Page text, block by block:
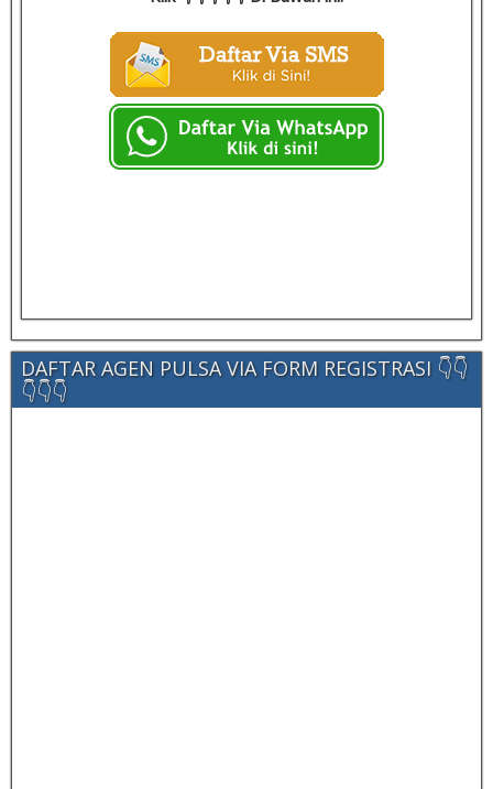
DAFTAR AGEN PULSA VIA FORM REGISTRASI 👇👇
👇👇👇